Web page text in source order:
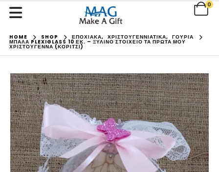
0
HOME SHOP ΕΠΟΧΙΑΚΑ, ΧΡΙΣΤΟΥΓΕΝΝΙΑΤΙΚΑ, ΓΟΥΡΙΑ
ΜΠΆΛΑ PLEXIGLASS 10 ΕΚ. – ΞΎΛΙΝΟ ΣΤΟΙΧΕΊΟ ΤΑ ΠΡΏΤΑ ΜΟΥ
ΧΡΙΣΤΟΎΓΕΝΝΑ (ΚΟΡΊΤΣΙ)